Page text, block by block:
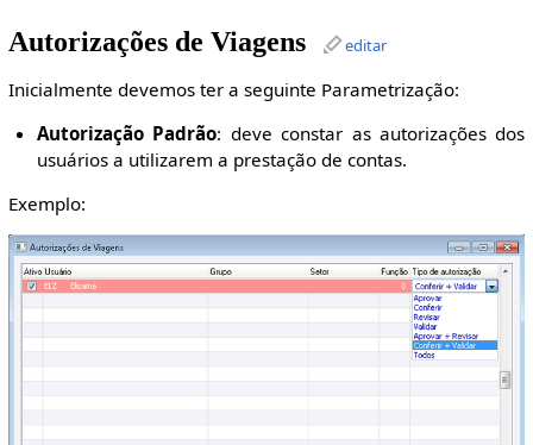
Autorizações de Viagens editar
Inicialmente devemos ter a seguinte Parametrização:
Autorização Padrão: deve constar as autorizações dos
usuários a utilizarem a prestação de contas.
Exemplo: